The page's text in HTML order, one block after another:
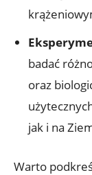
badać
‌oraz⁢
⁣jak i na
Warto⁢